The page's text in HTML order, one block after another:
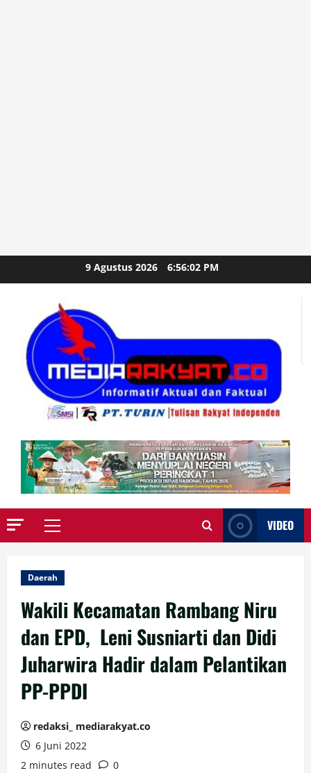
to
9 Agustus 2026 6:56:03 PM
Primary
VIDEO
Daerah
Wakili Kecamatan Rambang Niru
dan EPD, Leni Susniarti dan Didi
Juharwira Hadir dalam Pelantikan
PP-PPDI
redaksi_ mediarakyat.co
6 Juni 2022
2 minutes read
0